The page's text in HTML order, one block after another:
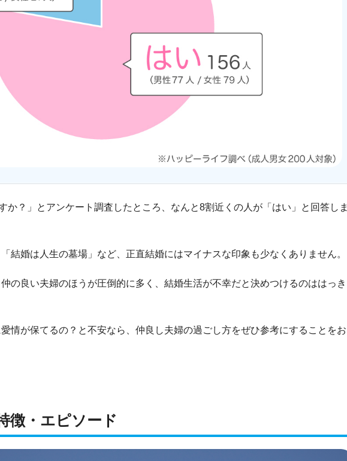
か？」とアンケート調査したところ、なんと8割近くの人が「はい」と回答しま
結婚は人生の墓場」など、正直結婚にはマイナスな印象も少なくありません。
の良い夫婦のほうが圧倒的に多く、結婚生活が不幸だと決めつけるのははっき
情が保てるの？と不安なら、仲良し夫婦の過ごし方をぜひ参考にすることをお
徴・エピソード